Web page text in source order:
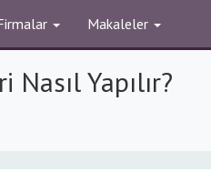
Makaleler
Yapılır?